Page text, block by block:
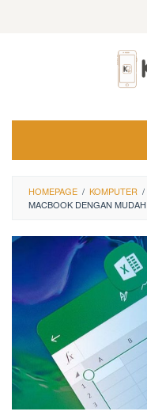
HOMEPAGE / KOMPUTER /
MACBOOK DENGAN MUDAH